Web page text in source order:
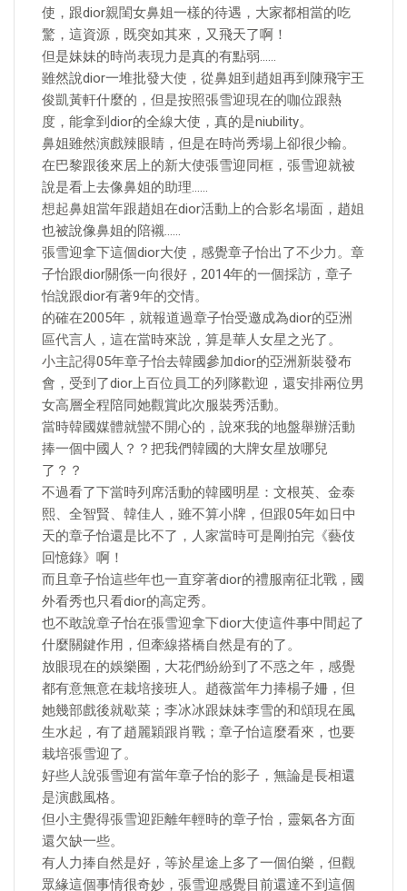
使，跟dior親閨女鼻姐一樣的待遇，大家都相當的吃
驚，這資源，既突如其來，又飛天了啊！
但是妹妹的時尚表現力是真的有點弱……
雖然說dior一堆批發大使，從鼻姐到趙姐再到陳飛宇王
俊凱黃軒什麼的，但是按照張雪迎現在的咖位跟熱
度，能拿到dior的全線大使，真的是niubility。
鼻姐雖然演戲辣眼睛，但是在時尚秀場上卻很少輸。
在巴黎跟後來居上的新大使張雪迎同框，張雪迎就被
說是看上去像鼻姐的助理……
想起鼻姐當年跟趙姐在dior活動上的合影名場面，趙姐
也被說像鼻姐的陪襯……
張雪迎拿下這個dior大使，感覺章子怡出了不少力。章
子怡跟dior關係一向很好，2014年的一個採訪，章子
怡說跟dior有著9年的交情。
的確在2005年，就報道過章子怡受邀成為dior的亞洲
區代言人，這在當時來說，算是華人女星之光了。
小主記得05年章子怡去韓國參加dior的亞洲新裝發布
會，受到了dior上百位員工的列隊歡迎，還安排兩位男
女高層全程陪同她觀賞此次服裝秀活動。
當時韓國媒體就蠻不開心的，說來我的地盤舉辦活動
捧一個中國人？？把我們韓國的大牌女星放哪兒
了？？
不過看了下當時列席活動的韓國明星：文根英、金泰
熙、全智賢、韓佳人，雖不算小牌，但跟05年如日中
天的章子怡還是比不了，人家當時可是剛拍完《藝伎
回憶錄》啊！
而且章子怡這些年也一直穿著dior的禮服南征北戰，國
外看秀也只看dior的高定秀。
也不敢說章子怡在張雪迎拿下dior大使這件事中間起了
什麼關鍵作用，但牽線搭橋自然是有的了。
放眼現在的娛樂圈，大花們紛紛到了不惑之年，感覺
都有意無意在栽培接班人。趙薇當年力捧楊子姍，但
她幾部戲後就歇菜；李冰冰跟妹妹李雪的和頌現在風
生水起，有了趙麗穎跟肖戰；章子怡這麼看來，也要
栽培張雪迎了。
好些人說張雪迎有當年章子怡的影子，無論是長相還
是演戲風格。
但小主覺得張雪迎距離年輕時的章子怡，靈氣各方面
還欠缺一些。
有人力捧自然是好，等於星途上多了一個伯樂，但觀
眾緣這個事情很奇妙，張雪迎感覺目前還達不到這個